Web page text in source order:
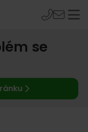
se